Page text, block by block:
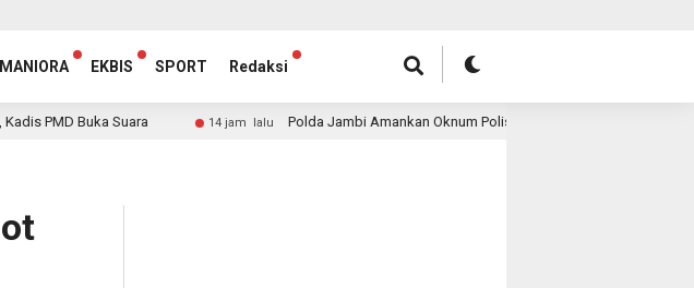
EKBIS SPORT Redaksi
Suara 14 jam lalu Polda Jambi Amankan Oknum Polisi, Modus Janji Lulus Seleksi Polri